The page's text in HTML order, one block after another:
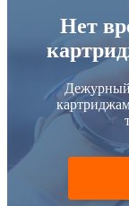
Нет
Дежурный